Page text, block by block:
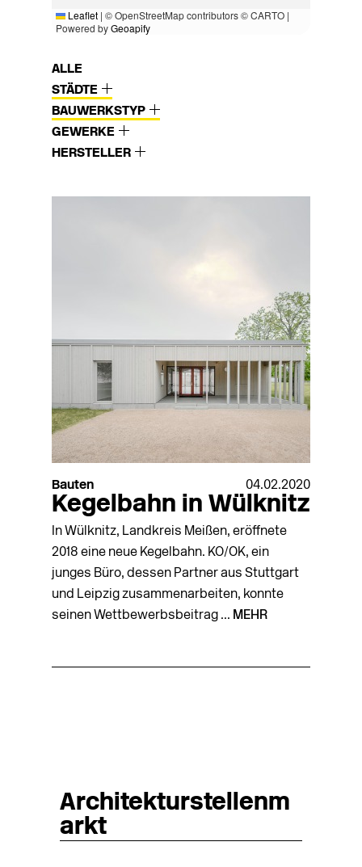
Leaflet | © OpenStreetMap contributors © CARTO |
Powered byGeoapify
ALLE
STÄDTE
BAUWERKSTYP
GEWERKE
HERSTELLER
Bauten 04.02.2020
Kegelbahn in Wülknitz
In Wülknitz, Landkreis Meißen, eröffnete
2018 eine neue Kegelbahn. KO/OK, ein
junges Büro, dessen Partner aus Stuttgart
und Leipzig zusammenarbeiten, konnte
seinen Wettbewerbsbeitrag ... MEHR
Architekturstellenm
arkt